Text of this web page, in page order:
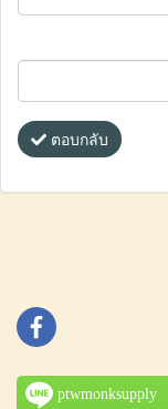
ตอบกลับ
ptwmonksupply